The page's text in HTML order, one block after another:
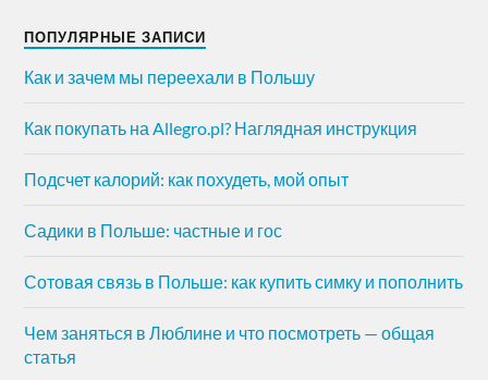
ПОПУЛЯРНЫЕ ЗАПИСИ
Как и зачем мы переехали в Польшу
Как покупать на Allegro.pl? Наглядная инструкция
Подсчет калорий: как похудеть, мой опыт
Садики в Польше: частные и гос
Сотовая связь в Польше: как купить симку и пополнить
Чем заняться в Люблине и что посмотреть — общая
статья